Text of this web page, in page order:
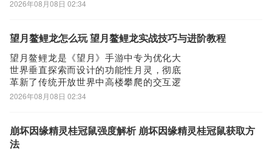
阶流程固定明确：角色达到15级后，前往
师晋升为
2026年08月08日 02:34
望月鳌鲤龙怎么玩 望月鳌鲤龙实战技巧与进阶教程
望月鳌鲤龙是《望月》手游中专为优化大
世界垂直探索而设计的功能性月灵，彻底
革新了传统开放世界中高楼攀爬的交互逻
辑，显著提升整体探索效率，已成为玩家
通过九游平台参与官方合作活动——平台
福利丰富，注册即享多重权益：1元开通会
2026年08月08日 02:34
崩坏因缘精灵桂冠鼠强度解析 崩坏因缘精灵桂冠鼠获取方
法